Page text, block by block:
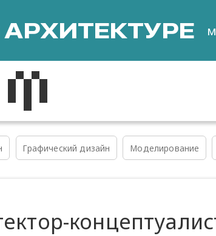
Графический дизайн Моделирование